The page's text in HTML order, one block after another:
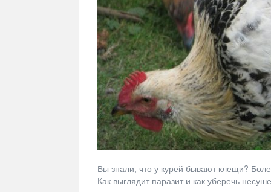
Вы знали, что у курей бывают клещи?
Как выглядит паразит и как уберечь